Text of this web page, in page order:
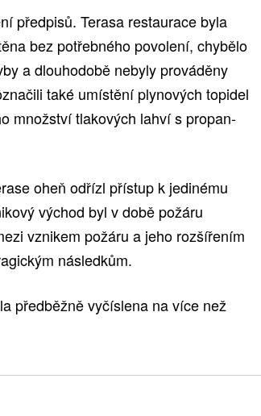
předpisů. Terasa restaurace byla
bez potřebného povolení, chybělo
a dlouhodobě nebyly prováděny
také umístění plynových topidel
množství tlakových lahví s propan-
oheň odřízl přístup k jedinému
východ byl v době požáru
vznikem požáru a jeho rozšířením
následkům.
předběžně vyčíslena na více než